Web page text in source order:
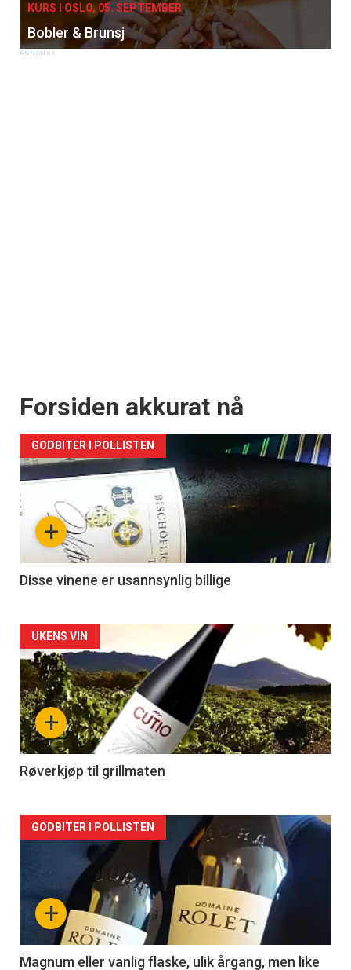
Registrer deg
KURS I OSLO, 05. SEPTEMBER
Bobler & Brunsj
Forsiden akkurat nå
+
GODBITER I POLLISTEN
Disse vinene er usannsynlig billige
Forsiden
akkurat
nå
-
2
+
UKENS VIN
Røverkjøp til grillmaten
Forsiden
akkurat
nå
3
+
GODBITER I POLLISTEN
Magnum eller vanlig flaske, ulik årgang, men like